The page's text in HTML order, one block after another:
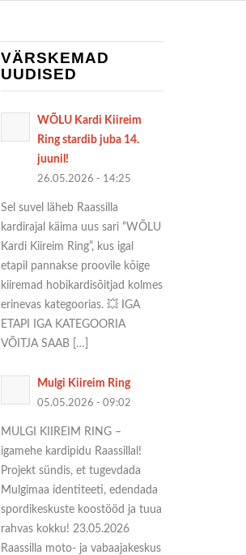
VÄRSKEMAD
UUDISED
WÕLU Kardi Kiireim
Ring stardib juba 14.
juunil!
26.05.2026 - 14:25
Sel suvel läheb Raassilla
kardirajal käima uus sari “WÕLU
Kardi Kiireim Ring”, kus igal
etapil pannakse proovile kõige
kiiremad hobikardisõitjad kolmes
erinevas kategoorias. 💥 IGA
ETAPI IGA KATEGOORIA
VÕITJA SAAB […]
Mulgi Kiireim Ring
05.05.2026 - 09:02
MULGI KIIREIM RING –
igamehe kardipidu Raassillal!
Projekt sündis, et tugevdada
Mulgimaa identiteeti, edendada
spordikeskuste koostööd ja tuua
rahvas kokku! 23.05.2026
Raassilla moto- ja vabaajakeskus